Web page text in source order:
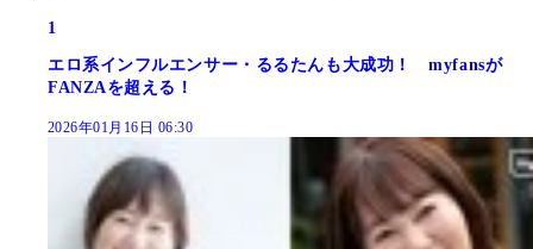
1
エロ系インフルエンサー・るるたんも大成功！ myfansが
FANZAを超える！
2026年01月16日 06:30